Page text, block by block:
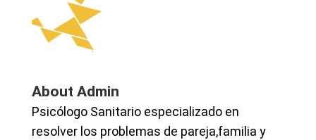
About Admin
Psicólogo Sanitario especializado en
resolver los problemas de pareja,familia y